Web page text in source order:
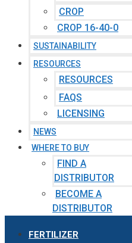
CROP
CROP 16-40-0
SUSTAINABILITY
RESOURCES
RESOURCES
FAQS
LICENSING
NEWS
WHERE TO BUY
FIND A
DISTRIBUTOR
BECOME A
DISTRIBUTOR
FERTILIZER